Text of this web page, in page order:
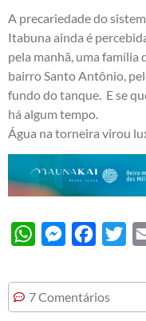
A precariedade do
Itabuna ainda é
pela manhã, uma família
bairro Santo Antônio,
fundo do tanque. E se
há algum tempo.
Água na torneira virou
WhatsAppMessenger
7 Comentários